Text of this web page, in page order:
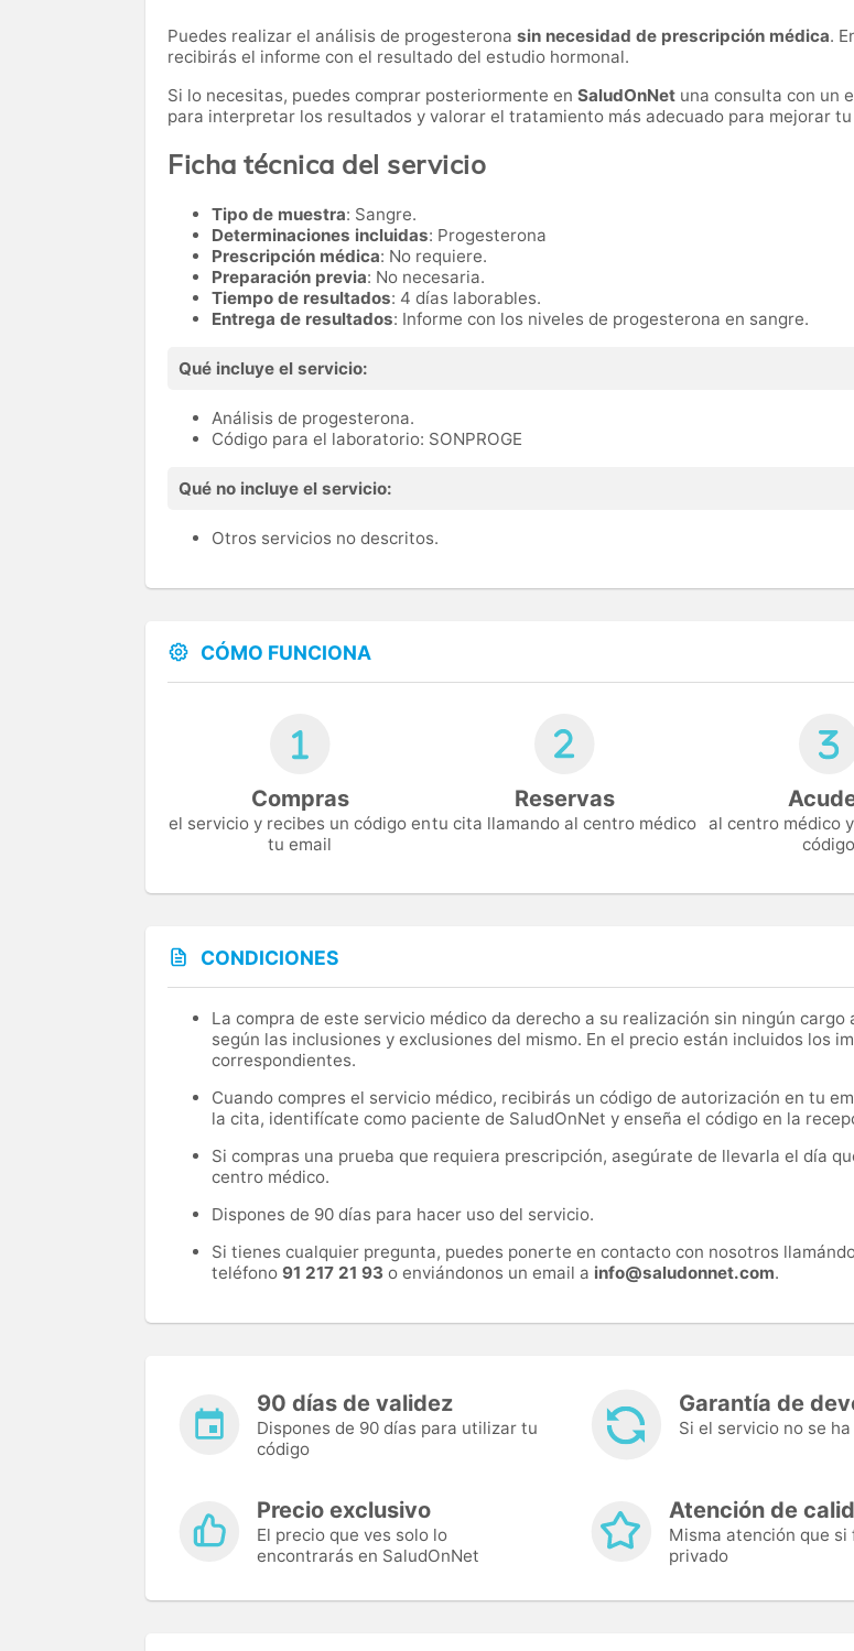
Puedes realizar el análisis de progesterona sin necesidad de prescripción médica.
recibirás el informe con el resultado del estudio hormonal.
Si lo necesitas, puedes comprar posteriormente en SaludOnNet una consulta con un
para interpretar los resultados y valorar el tratamiento más adecuado para mejorar tu
Ficha técnica del servicio
Tipo de muestra: Sangre.
Determinaciones incluidas: Progesterona
Prescripción médica: No requiere.
Preparación previa: No necesaria.
Tiempo de resultados: 4 días laborables.
Entrega de resultados: Informe con los niveles de progesterona en sangre.
Qué incluye el servicio:
Análisis de progesterona.
Código para el laboratorio: SONPROGE
Qué no incluye el servicio:
Otros servicios no descritos.
CÓMO FUNCIONA
Compras
el servicio y recibes un código en
tu email
Reservas
tu cita llamando al centro médico al centro médico
código
CONDICIONES
La compra de este servicio médico da derecho a su realización sin ningún cargo
según las inclusiones y exclusiones del mismo. En el precio están incluidos los
correspondientes.
Cuando compres el servicio médico, recibirás un código de autorización en tu
la cita, identifícate como paciente de SaludOnNet y enseña el código en la
Si compras una prueba que requiera prescripción, asegúrate de llevarla el día
centro médico.
Dispones de 90 días para hacer uso del servicio.
Si tienes cualquier pregunta, puedes ponerte en contacto con nosotros
teléfono 91 217 21 93 o enviándonos un email a info@saludonnet.com.
90 días de validez
Dispones de 90 días para utilizar tu
código
Garantía de
Si el servicio no se
Precio exclusivo
El precio que ves solo lo
encontrarás en SaludOnNet
Atención de
Misma atención que si
privado